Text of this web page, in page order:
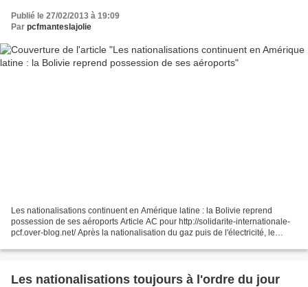
Publié le 27/02/2013 à 19:09
Par pcfmanteslajolie
Les nationalisations continuent en Amérique latine : la Bolivie reprend
possession de ses aéroports Article AC pour http://solidarite-internationale-
pcf.over-blog.net/ Après la nationalisation du gaz puis de l'électricité, le
Les nationalisations toujours à l'ordre du jour